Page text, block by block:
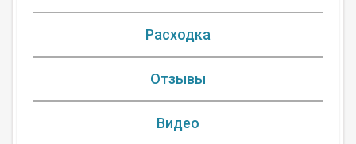
Расходка
Отзывы
Видео